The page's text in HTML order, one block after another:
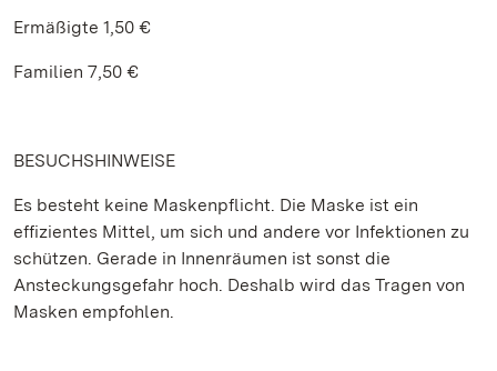
Ermäßigte 1,50 €
Familien 7,50 €
BESUCHSHINWEISE
Es besteht keine Maskenpflicht. Die Maske ist ein
effizientes Mittel, um sich und andere vor Infektionen zu
schützen. Gerade in Innenräumen ist sonst die
Ansteckungsgefahr hoch. Deshalb wird das Tragen von
Masken empfohlen.